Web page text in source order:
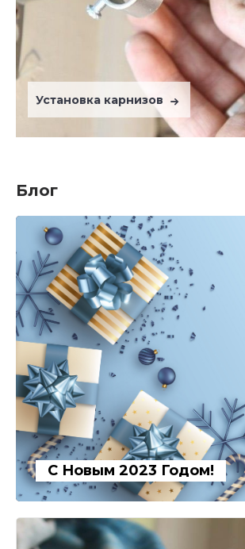
Установка карнизов
Блог
С Новым 2023 Годом!